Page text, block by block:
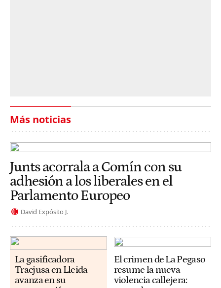
Más noticias
Junts acorrala a Comín con su
adhesión a los liberales en el
Parlamento Europeo
David Expósito J.
La gasificadora
Tracjusa en Lleida
avanza en su
El crimen de La Pegaso
resume la nueva
violencia callejera: